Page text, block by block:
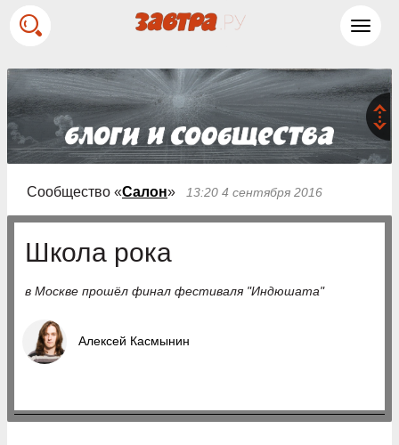
Сообщество «Салон» 13:20 4 сентября 2016
Школа рока
в Москве прошёл финал фестиваля "Индюшата"
Алексей Касмынин